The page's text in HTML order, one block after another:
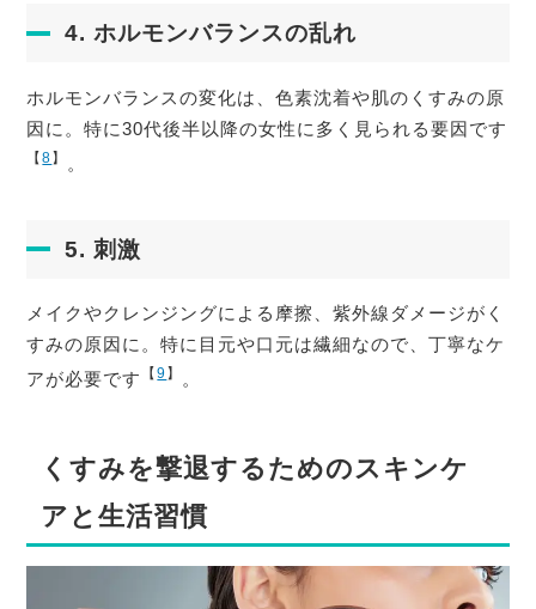
4. ホルモンバランスの乱れ
ホルモンバランスの変化は、色素沈着や肌のくすみの原
因に。特に30代後半以降の女性に多く見られる要因です
【8 】 。
5. 刺激
メイクやクレンジングによる摩擦、紫外線ダメージがく
すみの原因に。特に目元や口元は繊細なので、丁寧なケ
アが必要です
【9 】 。
くすみを撃退するためのスキンケ
アと生活習慣